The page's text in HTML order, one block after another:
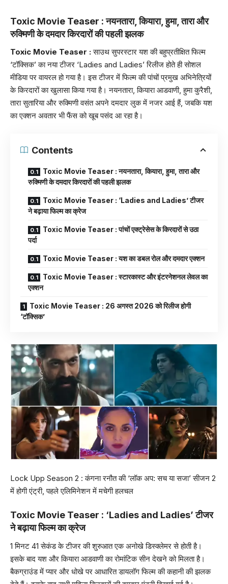
Toxic Movie Teaser : नयनतारा, कियारा, हुमा, तारा और
रुक्मिणी के दमदार किरदारों की पहली झलक
Toxic Movie Teaser :साउथ सुपरस्टार यश की बहुप्रतीक्षित फिल्म
‘टॉक्सिक’ का नया टीजर ‘Ladies and Ladies’ रिलीज होते ही सोशल
मीडिया पर वायरल हो गया है। इस टीजर में फिल्म की पांचों प्रमुख अभिनेत्रियों
के किरदारों का खुलासा किया गया है। नयनतारा, कियारा आडवाणी, हुमा कुरैशी,
तारा सुतारिया और रुक्मिणी वसंत अपने दमदार लुक में नजर आई हैं, जबकि यश
का एक्शन अवतार भी फैंस को खूब पसंद आ रहा है।
Contents
Toxic Movie Teaser : नयनतारा, कियारा, हुमा, तारा और
रुक्मिणी के दमदार किरदारों की पहली झलक
Toxic Movie Teaser : ‘Ladies and Ladies’ टीजर
ने बढ़ाया फिल्म का क्रेज
Toxic Movie Teaser : पांचों एक्ट्रेसेस के किरदारों से उठा
पर्दा
Toxic Movie Teaser : यश का डबल रोल और दमदार एक्शन
Toxic Movie Teaser : स्टारकास्ट और इंटरनेशनल लेवल का
एक्शन
Toxic Movie Teaser : 26 अगस्त 2026 को रिलीज होगी
‘टॉक्सिक’
Lock Upp Season 2 : कंगना रनौत की ‘लॉक अप: सच या सजा’ सीजन 2
में होगी एंट्री, पहले एलिमिनेशन में मचेगी हलचल
Toxic Movie Teaser : ‘Ladies and Ladies’ टीजर
ने बढ़ाया फिल्म का क्रेज
1 मिनट 41 सेकंड के टीजर की शुरुआत एक अनोखे डिस्क्लेमर से होती है।
इसके बाद यश और कियारा आडवाणी का रोमांटिक सीन देखने को मिलता है।
बैकग्राउंड में प्यार और धोखे पर आधारित डायलॉग फिल्म की कहानी की झलक